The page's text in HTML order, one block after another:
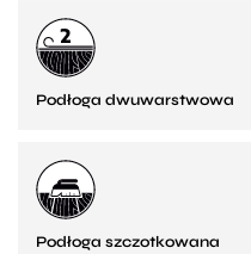
Podłoga dwuwarstwowa
Podłoga szczotkowana